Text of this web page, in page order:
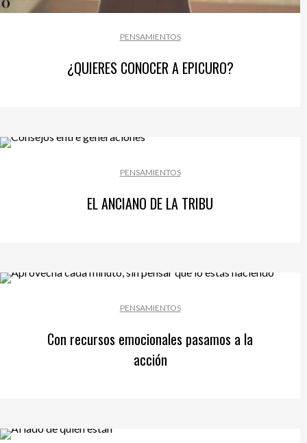
PENSAMIENTOS
¿QUIERES CONOCER A EPICURO?
PENSAMIENTOS
EL ANCIANO DE LA TRIBU
PENSAMIENTOS
Con recursos emocionales pasamos a la
acción